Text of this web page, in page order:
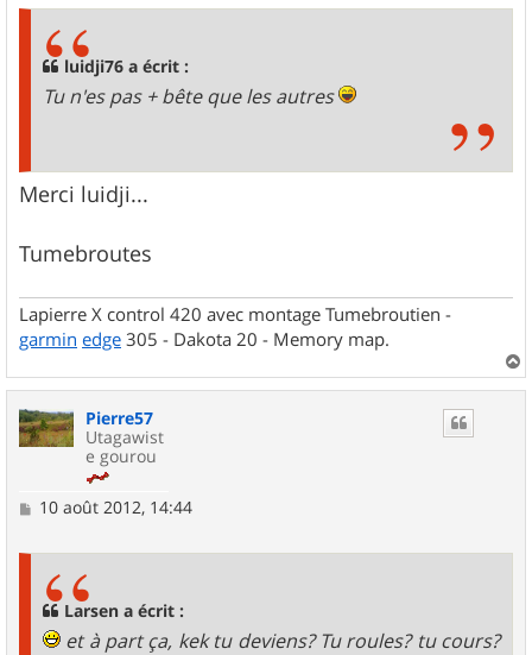
luidji76 a écrit :
Tu n'es pas + bête que les autres
Merci luidji...
Tumebroutes
Lapierre X control 420 avec montage Tumebroutien -
garmin edge 305 - Dakota 20 - Memory map.
a
Pierre57
Utagawist
e gourou
M10 août 2012, 14:44
Larsen a écrit :
et à part ça, kek tu deviens? Tu roules? tu cours?